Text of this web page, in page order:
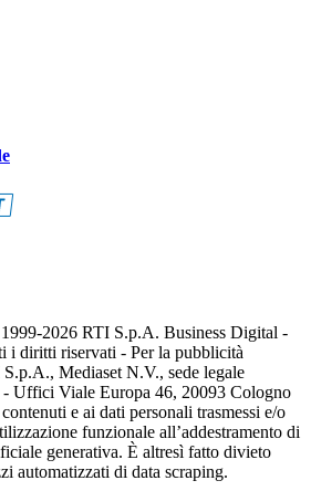
2026 RTI S.p.A. Business Digital -
i diritti riservati - Per la pubblicità
Mediaset N.V., sede legale
- Uffici Viale Europa 46, 20093 Cologno
e ai dati personali trasmessi e/o
funzionale all’addestramento di
generativa. È altresì fatto divieto
automatizzati di data scraping.